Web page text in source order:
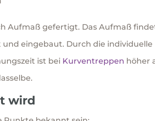
Aufmaß gefertigt. Das Aufmaß
eingebaut. Durch die individuelle
ist bei Kurventreppen höher
wird